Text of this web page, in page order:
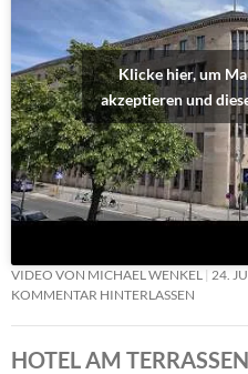
Klicke hier, um
akzeptieren und
VIDEO VON MICHAEL WENKEL 24.
KOMMENTAR HINTERLASSEN
HOTEL AM